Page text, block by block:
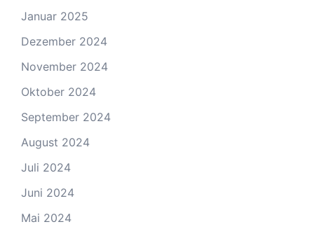
Januar 2025
Dezember 2024
November 2024
Oktober 2024
September 2024
August 2024
Juli 2024
Juni 2024
Mai 2024